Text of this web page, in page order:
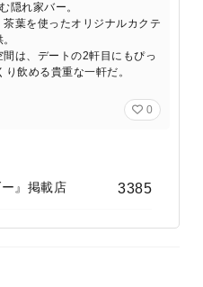
隠れ家バー。
葉を使ったオリジナルカクテ
は、デートの2軒目にもぴっ
飲める貴重な一軒だ。
0
』掲載店 3385